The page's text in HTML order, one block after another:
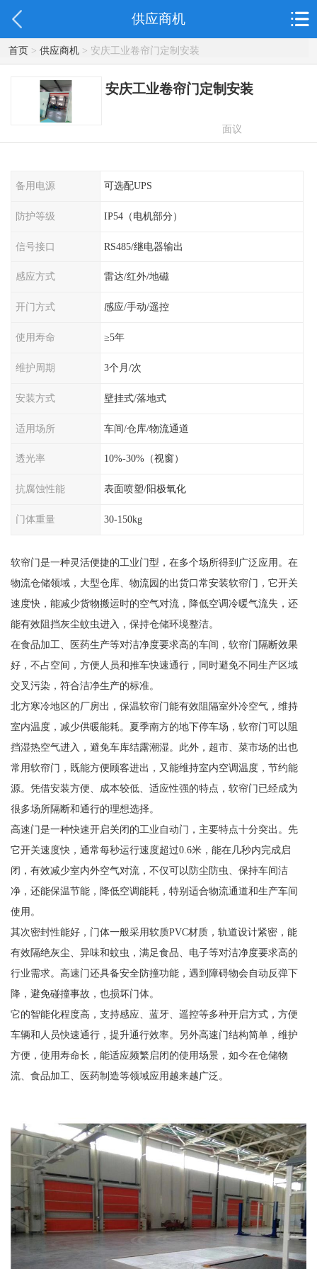
供应商机
首页> 供应商机> 安庆工业卷帘门定制安装
安庆工业卷帘门定制安装
面议
备用电源 可选配UPS
防护等级 IP54（电机部分）
信号接口 RS485/继电器输出
感应方式 雷达/红外/地磁
开门方式 感应/手动/遥控
使用寿命 ≥5年
维护周期 3个月/次
安装方式 壁挂式/落地式
适用场所 车间/仓库/物流通道
透光率 10%-30%（视窗）
抗腐蚀性能 表面喷塑/阳极氧化
门体重量 30-150kg
软帘门是一种灵活便捷的工业门型，在多个场所得到广泛应用。在
物流仓储领域，大型仓库、物流园的出货口常安装软帘门，它开关
速度快，能减少货物搬运时的空气对流，降低空调冷暖气流失，还
能有效阻挡灰尘蚊虫进入，保持仓储环境整洁。
在食品加工、医药生产等对洁净度要求高的车间，软帘门隔断效果
好，不占空间，方便人员和推车快速通行，同时避免不同生产区域
交叉污染，符合洁净生产的标准。
北方寒冷地区的厂房出，保温软帘门能有效阻隔室外冷空气，维持
室内温度，减少供暖能耗。夏季南方的地下停车场，软帘门可以阻
挡湿热空气进入，避免车库结露潮湿。此外，超市、菜市场的出也
常用软帘门，既能方便顾客进出，又能维持室内空调温度，节约能
源。凭借安装方便、成本较低、适应性强的特点，软帘门已经成为
很多场所隔断和通行的理想选择。
高速门是一种快速开启关闭的工业自动门，主要特点十分突出。先
它开关速度快，通常每秒运行速度超过0.6米，能在几秒内完成启
闭，有效减少室内外空气对流，不仅可以防尘防虫、保持车间洁
净，还能保温节能，降低空调能耗，特别适合物流通道和生产车间
使用。
其次密封性能好，门体一般采用软质PVC材质，轨道设计紧密，能
有效隔绝灰尘、异味和蚊虫，满足食品、电子等对洁净度要求高的
行业需求。高速门还具备安全防撞功能，遇到障碍物会自动反弹下
降，避免碰撞事故，也损坏门体。
它的智能化程度高，支持感应、蓝牙、遥控等多种开启方式，方便
车辆和人员快速通行，提升通行效率。另外高速门结构简单，维护
方便，使用寿命长，能适应频繁启闭的使用场景，如今在仓储物
流、食品加工、医药制造等领域应用越来越广泛。